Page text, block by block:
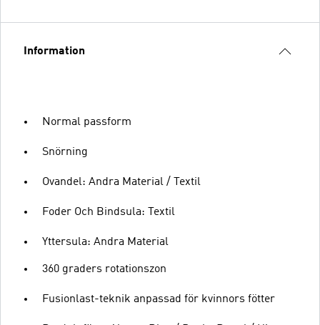
Information
Normal passform
Snörning
Ovandel: Andra Material / Textil
Foder Och Bindsula: Textil
Yttersula: Andra Material
360 graders rotationszon
Fusionlast-teknik anpassad för kvinnors fötter